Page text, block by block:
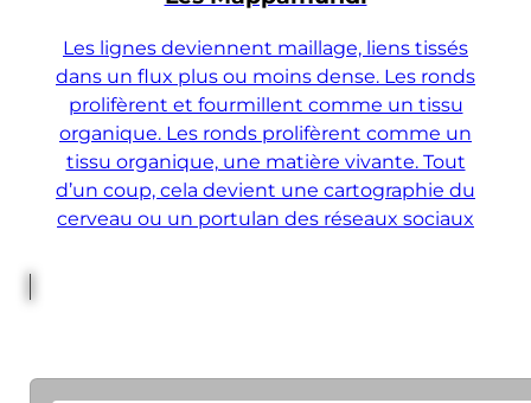
Les lignes deviennent maillage, liens tissés
dans un flux plus ou moins dense. Les ronds
prolifèrent et fourmillent comme un tissu
organique. Les ronds prolifèrent comme un
tissu organique, une matière vivante. Tout
d’un coup, cela devient une cartographie du
cerveau ou un portulan des réseaux sociaux